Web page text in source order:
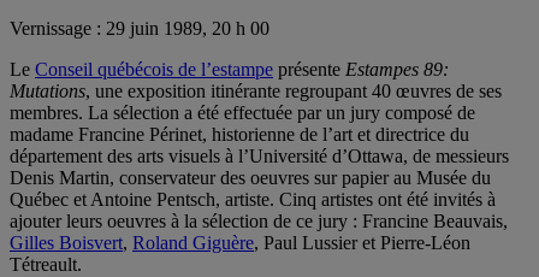
Vernissage : 29 juin 1989, 20 h 00
Le Conseil québécois de l’estampe présente Estampes 89:
Mutations, une exposition itinérante regroupant 40 œuvres de ses
membres. La sélection a été effectuée par un jury composé de
madame Francine Périnet, historienne de l’art et directrice du
département des arts visuels à l’Université d’Ottawa, de messieurs
Denis Martin, conservateur des oeuvres sur papier au Musée du
Québec et Antoine Pentsch, artiste. Cinq artistes ont été invités à
ajouter leurs oeuvres à la sélection de ce jury : Francine Beauvais,
Gilles Boisvert, Roland Giguère, Paul Lussier et Pierre-Léon
Tétreault.